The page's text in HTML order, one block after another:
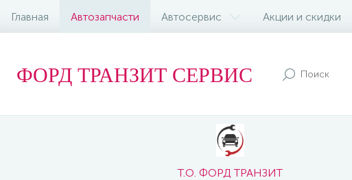
Главная Автозапчасти Автосервис Акции и скидки
ФОРД ТРАНЗИТ СЕРВИС
Т.О. ФОРД ТРАНЗИТ